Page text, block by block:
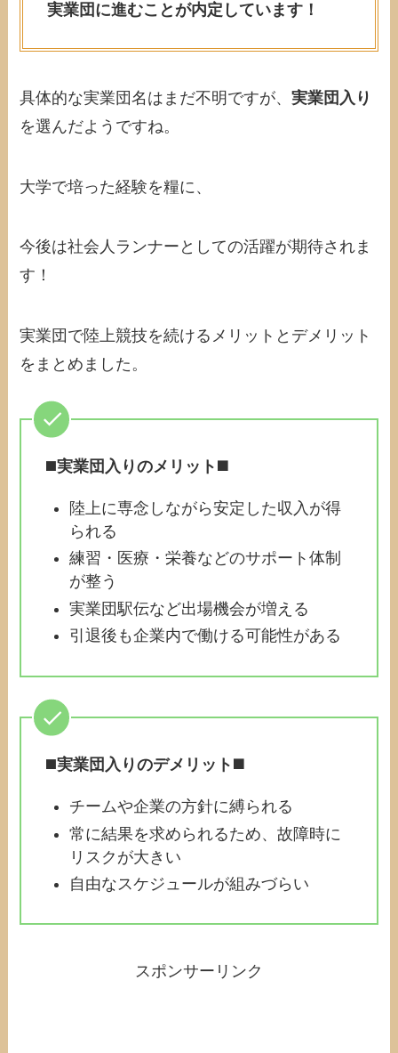
実業団に進むことが内定しています！
具体的な実業団名はまだ不明ですが、実業団入り
を選んだようですね。
大学で培った経験を糧に、
今後は社会人ランナーとしての活躍が期待されま
す！
実業団で陸上競技を続けるメリットとデメリット
をまとめました。
◼️実業団入りのメリット◼️
陸上に専念しながら安定した収入が得
られる
練習・医療・栄養などのサポート体制
が整う
実業団駅伝など出場機会が増える
引退後も企業内で働ける可能性がある
◼️実業団入りのデメリット◼️
チームや企業の方針に縛られる
常に結果を求められるため、故障時に
リスクが大きい
自由なスケジュールが組みづらい
スポンサーリンク